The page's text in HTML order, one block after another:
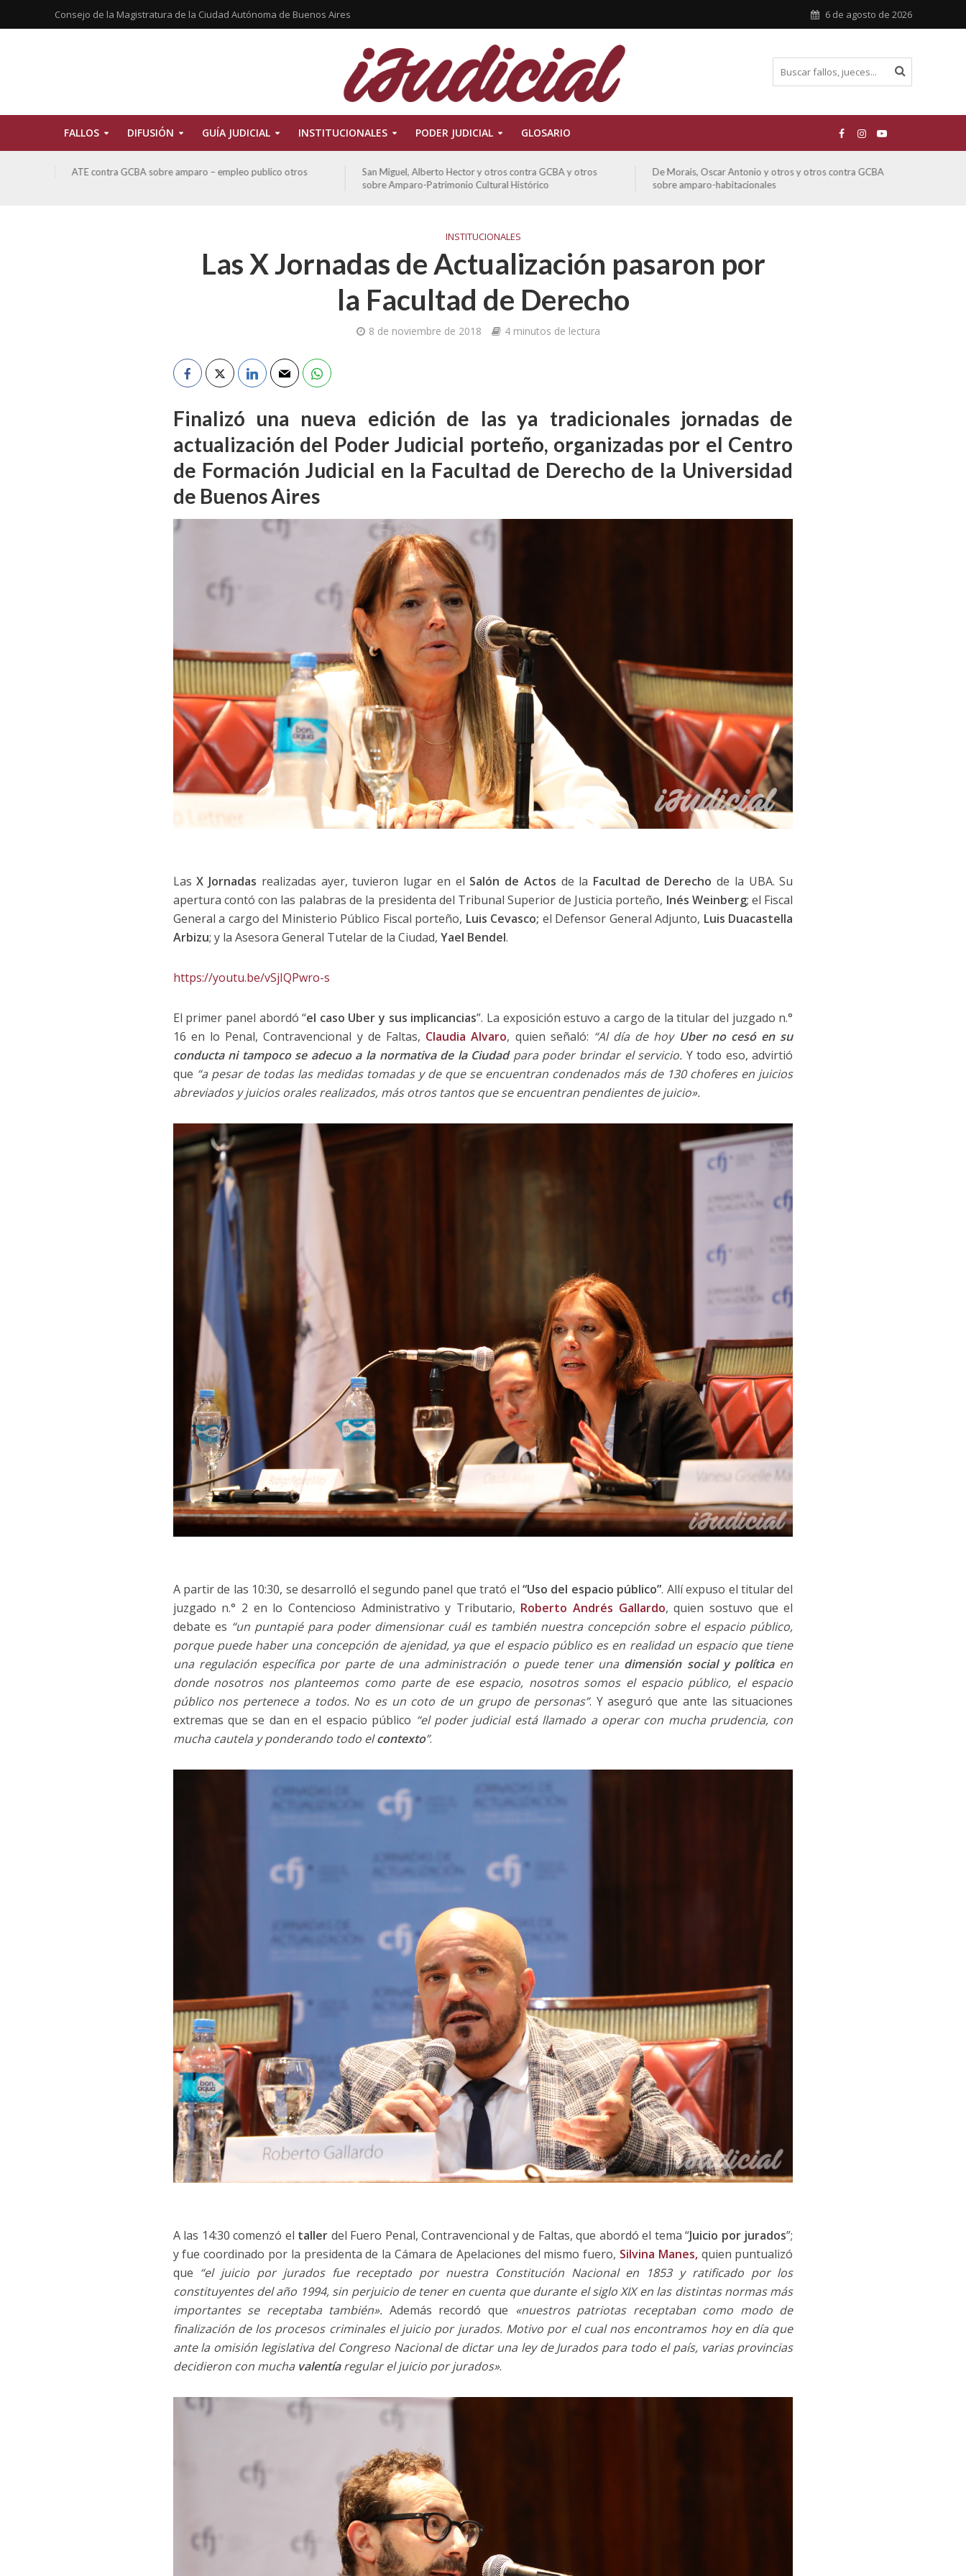
Consejo de la Magistratura de la Ciudad Autónoma de Buenos Aires 6 de agosto de 2026
FALLOS DIFUSIÓN GUÍA JUDICIAL INSTITUCIONALES PODER JUDICIAL GLOSARIO
San Miguel, Alberto Hector y otros contra GCBA y otros
De Morais, Oscar Antonio y otros y otros contra GCBA
sobre amparo-habitacionales
Ferreyra Pardo, Claudia Eva Edith y otros contra GCBA y
otros sobre amparo-ambiental
INSTITUCIONALES
Las X Jornadas de Actualización pasaron por
la Facultad de Derecho
8 de noviembre de 2018 4 minutos de lectura
Finalizó una nueva edición de las ya tradicionales jornadas de
actualización del Poder Judicial porteño, organizadas por el Centro
de Formación Judicial en la Facultad de Derecho de la Universidad
de Buenos Aires
LasX Jornadas realizadas ayer, tuvieron lugar en el Salón de Actos de la Facultad de Derecho de la UBA. Su
apertura contó con las palabras de la presidenta del Tribunal Superior de Justicia porteño, Inés Weinberg; el Fiscal
General a cargo del Ministerio Público Fiscal porteño, Luis Cevasco; el Defensor General Adjunto, Luis Duacastella
Arbizu; y la Asesora General Tutelar de la Ciudad, Yael Bendel.
https://youtu.be/vSjIQPwro-s
El primer panel abordó “el caso Uber y sus implicancias”. La exposición estuvo a cargo de la titular del juzgado n.°
16 en lo Penal, Contravencional y de Faltas, Claudia Alvaro, quien señaló: “Al día de hoy Uber no cesó en su
conducta ni tampoco se adecuo a la normativa de la Ciudadpara poder brindar el servicio. Y todo eso, advirtió
que “a pesar de todas las medidas tomadas y de que se encuentran condenados más de 130 choferes en juicios
abreviados y juicios orales realizados, más otros tantos que se encuentran pendientes de juicio».
A partir de las 10:30, se desarrolló el segundo panel que trató el“Uso del espacio público”. Allí expuso el titular del
juzgado n.° 2 en lo Contencioso Administrativo y Tributario, Roberto Andrés Gallardo, quien sostuvo que el
debate es “un puntapié para poder dimensionar cuál es también nuestra concepción sobre el espacio público,
porque puede haber una concepción de ajenidad, ya que el espacio público es en realidad un espacio que tiene
una regulación específica por parte de una administración o puede tener una dimensión social y políticaen
donde nosotros nos planteemos como parte de ese espacio, nosotros somos el espacio público, el espacio
público nos pertenece a todos. No es un coto de un grupo de personas”. Y aseguró que ante las situaciones
extremas que se dan en el espacio público “el poder judicial está llamado a operar con mucha prudencia, con
mucha cautela y ponderando todo elcontexto”.
A las 14:30 comenzó el taller del Fuero Penal, Contravencional y de Faltas, que abordó el tema “Juicio por jurados”;
y fue coordinado por la presidenta de la Cámara de Apelaciones del mismo fuero, Silvina Manes,quien puntualizó
que “el juicio por jurados fue receptado por nuestra Constitución Nacional en 1853 y ratificado por los
constituyentes del año 1994, sin perjuicio de tener en cuenta que durante el siglo XIX en las distintas normas más
importantes se receptaba también». Además recordó que «nuestros patriotas receptaban como modo de
finalización de los procesos criminales el juicio por jurados. Motivo por el cual nos encontramos hoy en día que
ante la omisión legislativa del Congreso Nacional de dictar una ley de Jurados para todo el país, varias provincias
decidieron con mucha valentíaregular el juicio por jurados».